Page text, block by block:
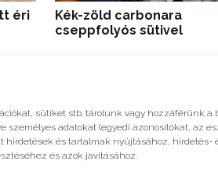
sütiket stb. tárolunk vagy hozzáférünk
személyes adatokat (egyedi azonosítókat, az
hirdetések és tartalmak nyújtásához, hirdetés-
és azok javításához.
éri
Kék-zöld carbonara
cseppfolyós sütivel